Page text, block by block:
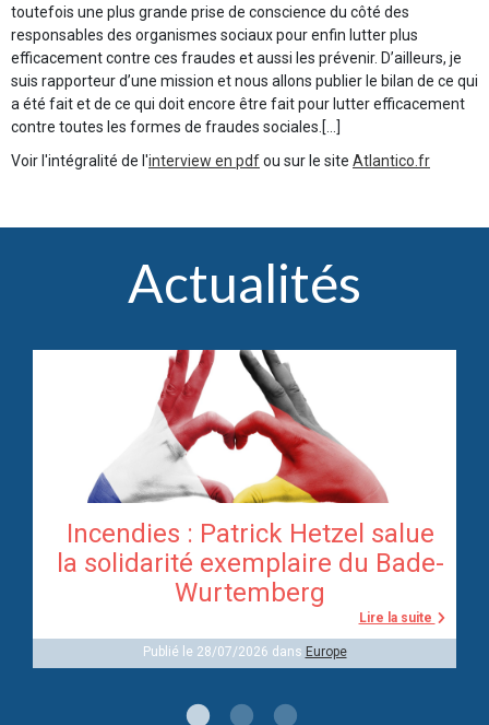
toutefois une plus grande prise de conscience du côté des
responsables des organismes sociaux pour enfin lutter plus
efficacement contre ces fraudes et aussi les prévenir. D’ailleurs, je
suis rapporteur d’une mission et nous allons publier le bilan de ce qui
a été fait et de ce qui doit encore être fait pour lutter efficacement
contre toutes les formes de fraudes sociales.[...]
Voir l'intégralité de l'interview en pdfou sur le site Atlantico.fr
Actualités
Incendies : Patrick Hetzel salue
la solidarité exemplaire du Bade-
Wurtemberg
Lire la suite
Publié le 28/07/2026 dans Europe